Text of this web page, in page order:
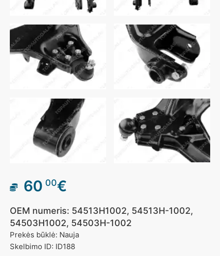
60 00€
OEM numeris: 54513H1002, 54513H-1002,
54503H1002, 54503H-1002
Prekės būklė: Nauja
Skelbimo ID: ID188